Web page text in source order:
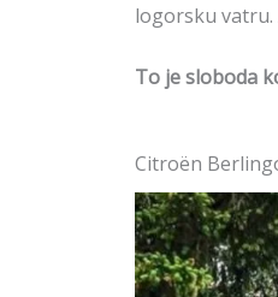
logorsku vatru.
To je sloboda
Citroën